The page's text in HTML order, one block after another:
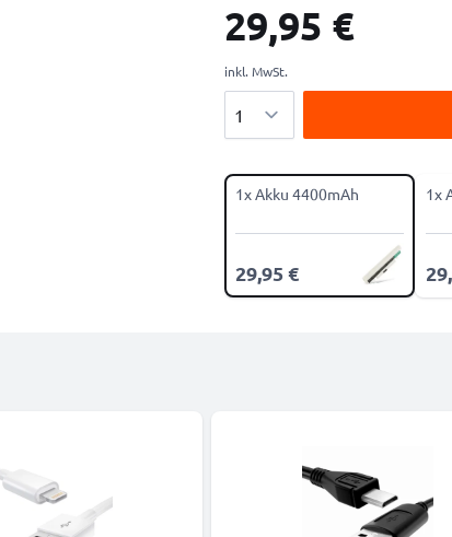
29,95 €
inkl. MwSt.
1x Akku 4400mAh
29,95 €
1x